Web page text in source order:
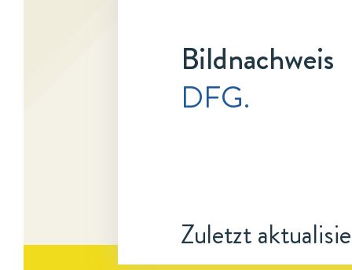
Bildnachweis
DFG.
Zuletzt